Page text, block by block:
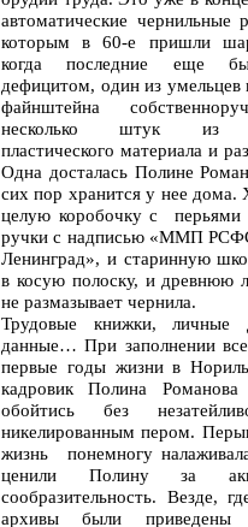
автоматические чернильные
которым в 60-е пришли
когда последние еще
дефицитом, один из умельцев
файнштейна
несколько штук из
пластического материала и
Одна досталась Полине
сих пор хранится у нее дома.
целую коробочку с перьями
ручки с надписью «ММП
Ленинград», и старинную
в косую полоску, и древнюю
не размазывает чернила.
Трудовые книжки, личные
данные… При заполнении
первые годы жизни в
кадровик Полина
обойтись без
никелированным пером.
жизнь понемногу
ценили Полину за
сообразительность. Везде,
архивы были приведены